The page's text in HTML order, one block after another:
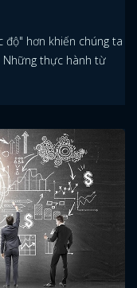
độ" hơn khiến chúng ta
Những thực hành từ